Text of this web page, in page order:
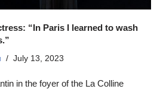
“In Paris I learned to wash
July 13, 2023
in the foyer of the La Colline